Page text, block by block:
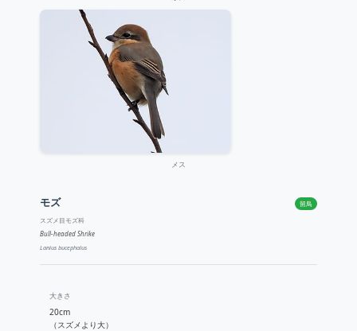
メス
モズ
スズメ目モズ科
Bull-headed Shrike
Lanius bucephalus
留鳥
大きさ
20cm
（スズメより大）